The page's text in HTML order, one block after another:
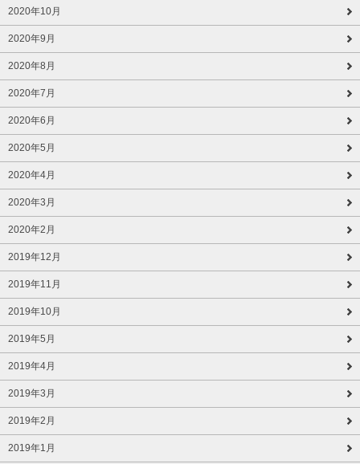
2020年10月
2020年9月
2020年8月
2020年7月
2020年6月
2020年5月
2020年4月
2020年3月
2020年2月
2019年12月
2019年11月
2019年10月
2019年5月
2019年4月
2019年3月
2019年2月
2019年1月